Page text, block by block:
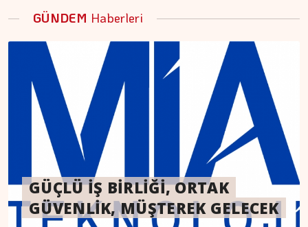
GÜNDEM Haberleri
GÜÇLÜ İŞ BİRLİĞİ, ORTAK
GÜVENLİK, MÜŞTEREK GELECEK
KOMPOZİT SEKTÖRÜNÜN
ULUSLARARASI VİTRİNİ
KAPILARINI AÇIYOR
YAPAY ZEKA DESTEĞİYLE HATALI
KAMU HARCAMALARINA SON
ÇALIŞMA ALANLARI KONSER
SAHNESİNE DÖNÜŞÜYOR
GAZİANTEP'TE 4,5
BÜYÜKLÜĞÜNDE DEPREM
MİGROS VE BAKANLIK'TAN
'ÇEVRE ETİKETLİ' ÜRÜNLER İÇİN İŞ
BİRLİĞİ
DRON SALDIRISINA UĞRAYAN
"NADEZHDA" İSİMLİ GEMİ
SAMSUN'A GETİRİLDİ
DEPOLARIN GELECEĞİ ARTIK
ROBOTLARLA ŞEKİLLENİYOR